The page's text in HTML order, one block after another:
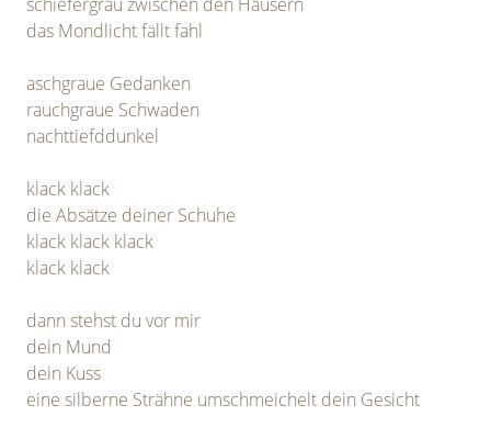
das Mondlicht fällt fahl
aschgraue Gedanken
rauchgraue Schwaden
nachttiefddunkel
klack klack
die Absätze deiner Schuhe
klack klack klack
klack klack
dann stehst du vor mir
dein Mund
dein Kuss
eine silberne Strähne umschmeichelt dein Gesicht